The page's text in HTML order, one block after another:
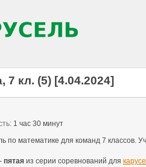
7 кл. (5) [4.04.2024]
1 час 30 минут
по математике для команд 7 классов.
пятая из серии соревнований для